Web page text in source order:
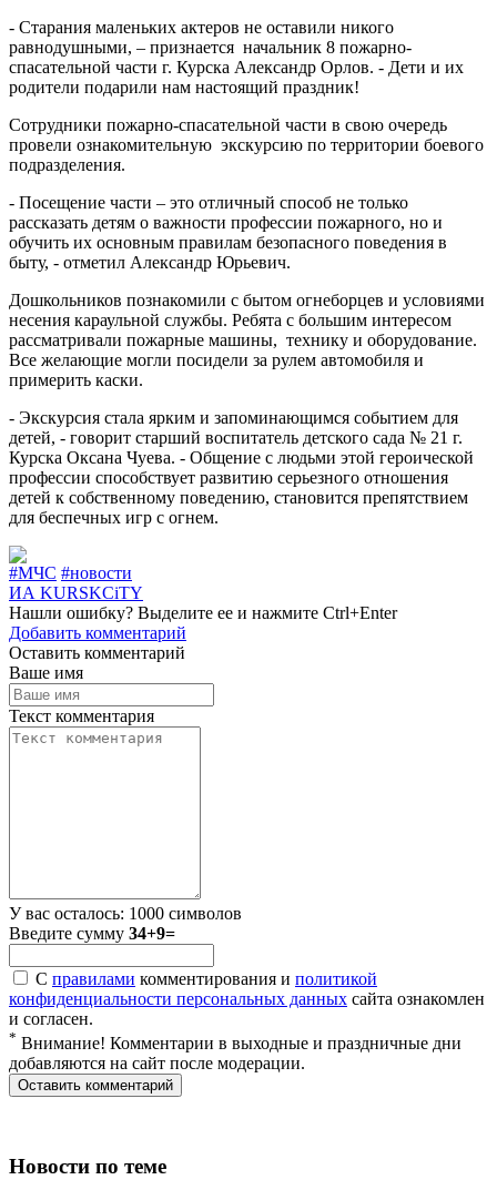
- Старания маленьких актеров не оставили никого
равнодушными, – признается начальник 8 пожарно-
спасательной части г. Курска Александр Орлов. - Дети и их
родители подарили нам настоящий праздник!
Сотрудники пожарно-спасательной части в свою очередь
провели ознакомительную экскурсию по территории боевого
подразделения.
- Посещение части – это отличный способ не только
рассказать детям о важности профессии пожарного, но и
обучить их основным правилам безопасного поведения в
быту, - отметил Александр Юрьевич.
Дошкольников познакомили с бытом огнеборцев и условиями
несения караульной службы. Ребята с большим интересом
рассматривали пожарные машины, технику и оборудование.
Все желающие могли посидели за рулем автомобиля и
примерить каски.
- Экскурсия стала ярким и запоминающимся событием для
детей, - говорит старший воспитатель детского сада № 21 г.
Курска Оксана Чуева. - Общение с людьми этой героической
профессии способствует развитию серьезного отношения
детей к собственному поведению, становится препятствием
для беспечных игр с огнем.
#МЧС #новости
ИА KURSKCiTY
Нашли ошибку? Выделите ее и нажмите Ctrl+Enter
Добавить комментарий
Оставить комментарий
Ваше имя
Текст комментария
У вас осталось: 1000 символов
Введите сумму 34+9=
С правилами комментирования и политикой
конфиденциальности персональных данных сайта ознакомлен
и согласен.
* Внимание! Комментарии в выходные и праздничные дни
добавляются на сайт после модерации.
Новости по теме